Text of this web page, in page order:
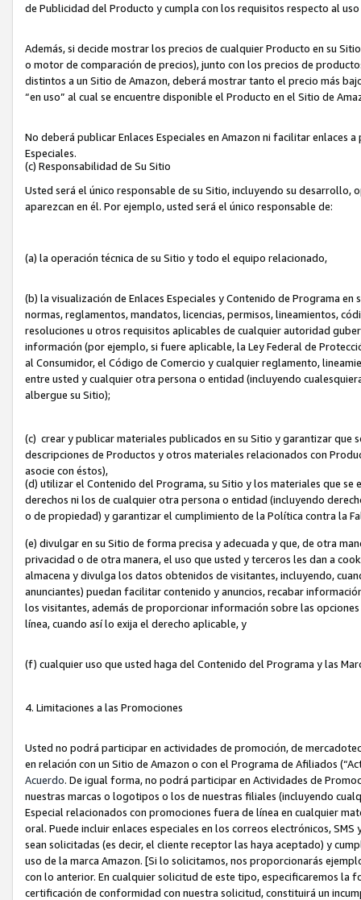
de Publicidad del Producto y cumpla con los requisitos respecto al uso
Además, si decide mostrar los precios de cualquier Producto en su
o motor de comparación de precios), junto con los precios de
distintos a un Sitio de Amazon, deberá mostrar tanto el precio más
“en uso” al cual se encuentre disponible el Producto en el Sitio de
No deberá publicar Enlaces Especiales en Amazon ni facilitar enlaces
Especiales.
(c) Responsabilidad de Su Sitio
Usted será el único responsable de su Sitio, incluyendo su
aparezcan en él. Por ejemplo, usted será el único responsable de:
(a) la operación técnica de su Sitio y todo el equipo relacionado,
(b) la visualización de Enlaces Especiales y Contenido de Programa
normas, reglamentos, mandatos, licencias, permisos, lineamientos,
resoluciones u otros requisitos aplicables de cualquier autoridad
información (por ejemplo, si fuere aplicable, la Ley Federal de
al Consumidor, el Código de Comercio y cualquier reglamento,
entre usted y cualquier otra persona o entidad (incluyendo
albergue su Sitio);
(c) crear y publicar materiales publicados en su Sitio y garantizar que
descripciones de Productos y otros materiales relacionados con
asocie con éstos),
(d) utilizar el Contenido del Programa, su Sitio y los materiales que se
derechos ni los de cualquier otra persona o entidad (incluyendo
o de propiedad) y garantizar el cumplimiento de la Política contra la
(e) divulgar en su Sitio de forma precisa y adecuada y que, de otra
privacidad o de otra manera, el uso que usted y terceros les dan a
almacena y divulga los datos obtenidos de visitantes, incluyendo,
anunciantes) puedan facilitar contenido y anuncios, recabar
los visitantes, además de proporcionar información sobre las
línea, cuando así lo exija el derecho aplicable, y
(f) cualquier uso que usted haga del Contenido del Programa y las
4. Limitaciones a las Promociones
Usted no podrá participar en actividades de promoción, de
en relación con un Sitio de Amazon o con el Programa de Afiliados
Acuerdo. De igual forma, no podrá participar en Actividades de
nuestras marcas o logotipos o los de nuestras filiales (incluyendo
Especial relacionados con promociones fuera de línea en cualquier
oral. Puede incluir enlaces especiales en los correos electrónicos,
sean solicitadas (es decir, el cliente receptor las haya aceptado) y
uso de la marca Amazon. [Si lo solicitamos, nos proporcionarás
con lo anterior. En cualquier solicitud de este tipo, especificaremos
certificación de conformidad con nuestra solicitud, constituirá un